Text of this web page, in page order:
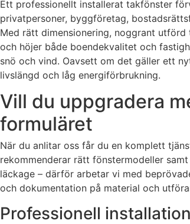
Ett professionellt installerat takfönster
privatpersoner, byggföretag,
Med rätt dimensionering, noggrant
och höjer både boendekvalitet och
snö och vind. Oavsett om det gäller ett
livslängd och låg energiförbrukning.
Vill du uppgradera
formuläret
När du anlitar oss får du en komplett
rekommenderar rätt fönstermodeller
läckage – därför arbetar vi med
och dokumentation på material och
Professionell